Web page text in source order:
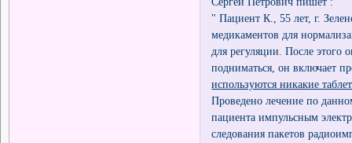
" Пациент К., 55 лет, г.
медикаментов для
для регуляции. После этого
подниматься, он включает
используются никакие
Проведено лечение по
пациента импульсным
следования пакетов